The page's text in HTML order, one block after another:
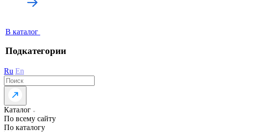
В каталог
Подкатегории
Ru En
Каталог
По всему сайту
По каталогу